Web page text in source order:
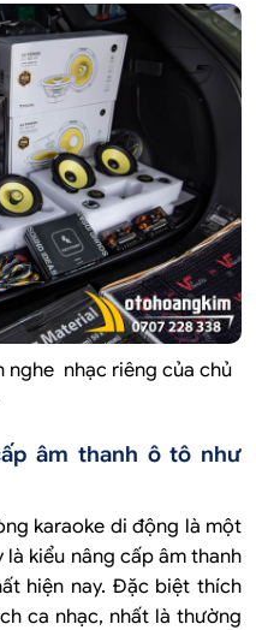
nghe nhạc riêng của chủ
âm thanh ô tô như
karaoke di động là một
kiểu nâng cấp âm thanh
hiện nay. Đặc biệt thích
ca nhạc, nhất là thường